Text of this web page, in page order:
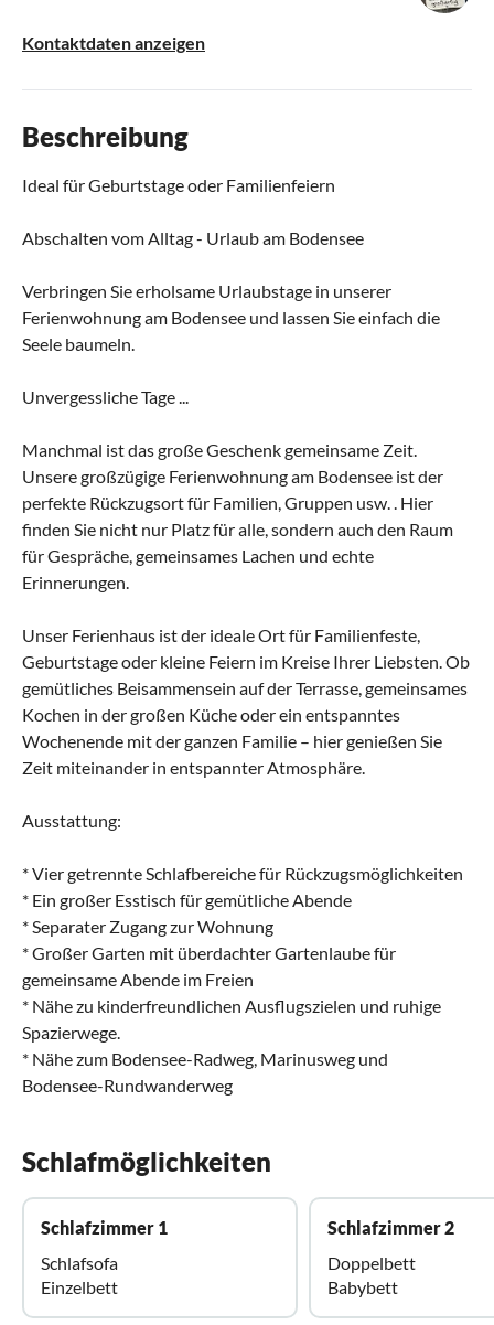
Kontaktdaten anzeigen
Beschreibung
Ideal für Geburtstage oder Familienfeiern
Abschalten vom Alltag - Urlaub am Bodensee
Verbringen Sie erholsame Urlaubstage in unserer
Ferienwohnung am Bodensee und lassen Sie einfach die
Seele baumeln.
Unvergessliche Tage ...
Manchmal ist das große Geschenk gemeinsame Zeit.
Unsere großzügige Ferienwohnung am Bodensee ist der
perfekte Rückzugsort für Familien, Gruppen usw. . Hier
finden Sie nicht nur Platz für alle, sondern auch den Raum
für Gespräche, gemeinsames Lachen und echte
Erinnerungen.
Unser Ferienhaus ist der ideale Ort für Familienfeste,
Geburtstage oder kleine Feiern im Kreise Ihrer Liebsten. Ob
gemütliches Beisammensein auf der Terrasse, gemeinsames
Kochen in der großen Küche oder ein entspanntes
Wochenende mit der ganzen Familie – hier genießen Sie
Zeit miteinander in entspannter Atmosphäre.
Ausstattung:
* Vier getrennte Schlafbereiche für Rückzugsmöglichkeiten
* Ein großer Esstisch für gemütliche Abende
* Separater Zugang zur Wohnung
* Großer Garten mit überdachter Gartenlaube für
gemeinsame Abende im Freien
* Nähe zu kinderfreundlichen Ausflugszielen und ruhige
Spazierwege.
* Nähe zum Bodensee-Radweg, Marinusweg und
Bodensee-Rundwanderweg
Schlafmöglichkeiten
Schlafzimmer 1
Schlafsofa
Einzelbett
Schlafzimmer 2
Doppelbett
Babybett